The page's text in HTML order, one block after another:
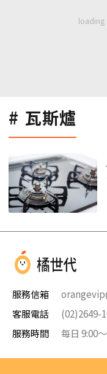
瓦斯爐
服務信箱
客服電話
(02)2649-
服務時間
每日 9:00